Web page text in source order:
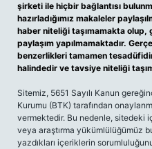
şirketi ile hiçbir bağlantısı
hazırladığımız makaleler
haber niteliği taşımamakta olup,
paylaşım yapılmamaktadır.
benzerlikleri tamamen
halindedir ve tavsiye niteliği
Sitemiz, 5651 Sayılı Kanun
Kurumu (BTK) tarafından
vermektedir. Bu nedenle, sitedeki
veya araştırma yükümlülüğümüz
yazdıkları içeriklerin